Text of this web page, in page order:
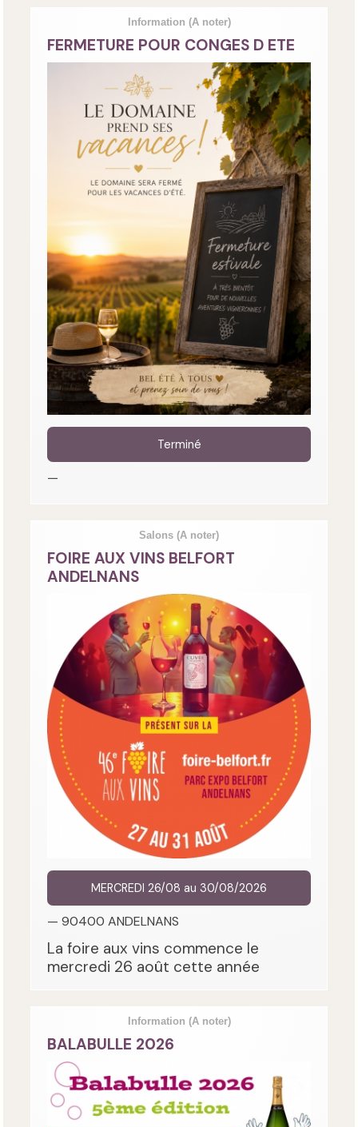
Information (A noter)
FERMETURE POUR CONGES D ETE
Terminé
—
Salons (A noter)
FOIRE AUX VINS BELFORT
ANDELNANS
MERCREDI 26/08 au 30/08/2026
— 90400 ANDELNANS
La foire aux vins commence le
mercredi 26 août cette année
Information (A noter)
BALABULLE 2026